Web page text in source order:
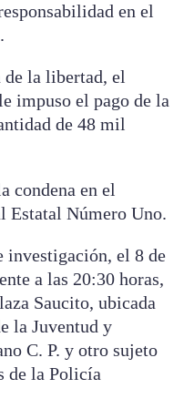
en el
de la libertad, el
impuso el pago de la
de 48 mil
condena en el
Estatal Número Uno.
investigación, el 8 de
a las 20:30 horas,
Saucito, ubicada
la Juventud y
C. P. y otro sujeto
de la Policía